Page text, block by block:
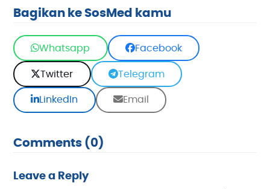
Bagikan ke SosMed kamu
Whatsapp Facebook
Twitter Telegram
LinkedIn Email
Comments (0)
Leave a Reply